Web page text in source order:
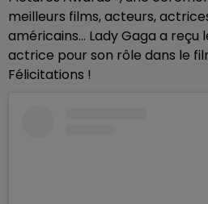
meilleurs films, acteurs,
américains… Lady Gaga a reçu
actrice pour son rôle dans le
Félicitations !